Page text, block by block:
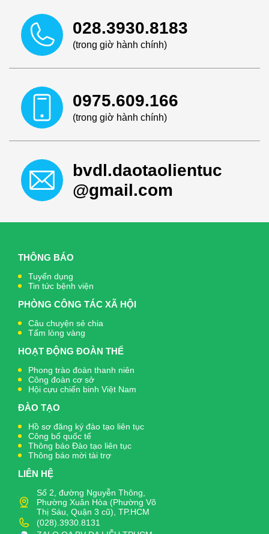
028.3930.8183
(trong giờ hành chính)
0975.609.166
(trong giờ hành chính)
bvdl.daotaolientuc
@gmail.com
THÔNG BÁO
Tuyển dụng
Tin tức bệnh viện
PHÒNG CÔNG TÁC XÃ HỘI
Câu chuyện sẻ chia
Tấm lòng vàng
HOẠT ĐỘNG ĐOÀN THỂ
Phong trào đoàn thanh niên
Công đoàn cơ sở
Hội cựu chiến binh Việt Nam
ĐÀO TẠO
Hồ sơ đăng ký đào tạo liên tục
Công bố quốc tế
Thông báo Đào tạo liên tục
Thông báo mời tài trợ
LIÊN HỆ
Số 2, đường Nguyễn Thông,
Phường Xuân Hòa (Phường Võ
Thị Sáu, Quận 3 cũ), TP.HCM
(028).3930.8131